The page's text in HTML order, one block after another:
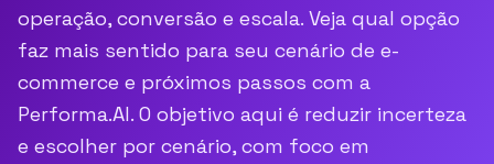
operação, conversão e escala. Veja qual opção
faz mais sentido para seu cenário de e-
commerce e próximos passos com a
Performa.AI. O objetivo aqui é reduzir incerteza
e escolher por cenário, com foco em